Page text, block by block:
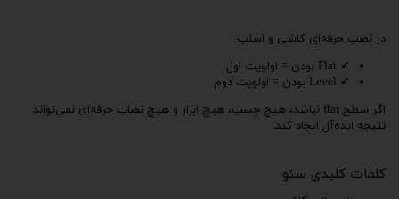
در نصب حرفه‌ای کاشی و اسلب:
✔ Flat بودن = اولویت اول
✔ Level بودن = اولویت دوم
اگر سطح flat نباشد، هیچ چسب، هیچ ابزار و هیچ نصاب حرفه‌ای نمی‌تواند
نتیجه ایده‌آل ایجاد کند.
کلمات کلیدی سئو